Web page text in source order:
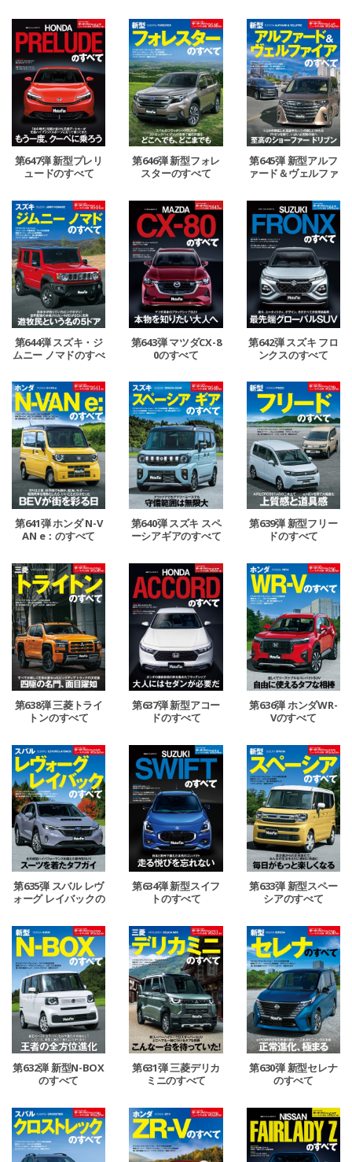
第647弾 新型プレリ
ュードのすべて
第646弾 新型フォレ
スターのすべて
第645弾 新型アルフ
ァード＆ヴェルファ
第644弾 スズキ・ジ
ムニー ノマドのすべ
第643弾 マツダCX-8
0のすべて
第642弾 スズキ フロ
ンクスのすべて
第641弾 ホンダ N-V
AN e：のすべて
第640弾 スズキ スペ
ーシアギアのすべて
第639弾 新型フリー
ドのすべて
第638弾 三菱トライ
トンのすべて
第637弾 新型アコー
ドのすべて
第636弾 ホンダWR-
Vのすべて
第635弾 スバル レヴ
ォーグ レイバックの
第634弾 新型スイフ
トのすべて
第633弾 新型スペー
シアのすべて
第632弾 新型N-BOX
のすべて
第631弾 三菱デリカ
ミニのすべて
第630弾 新型セレナ
のすべて